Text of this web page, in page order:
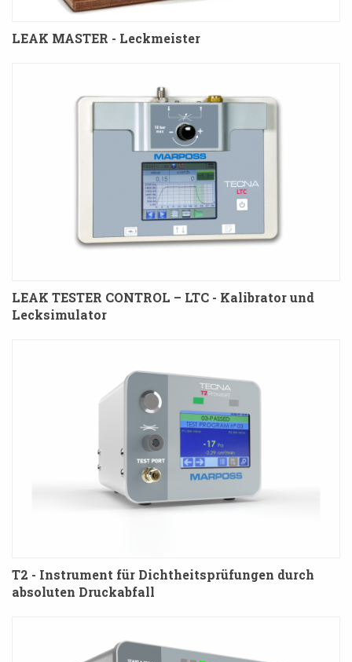
LEAK MASTER - Leckmeister
LEAK TESTER CONTROL – LTC - Kalibrator und
Lecksimulator
T2 - Instrument für Dichtheitsprüfungen durch
absoluten Druckabfall